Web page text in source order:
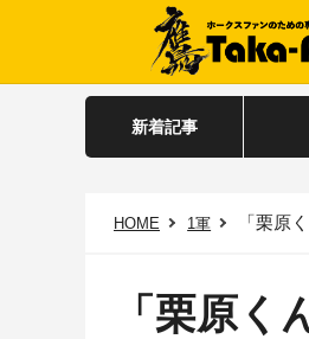
新着記事
HOME 1軍 「栗原
「栗原